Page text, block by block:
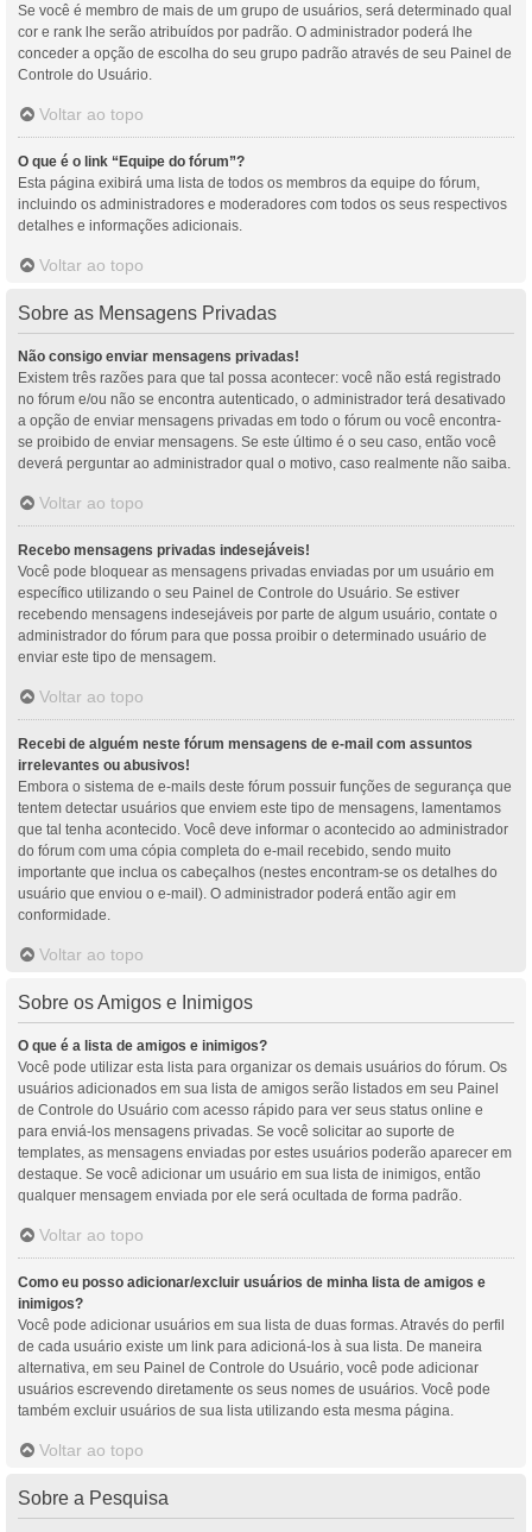
Se você é membro de mais de um grupo de usuários, será determinado qual
cor e rank lhe serão atribuídos por padrão. O administrador poderá lhe
conceder a opção de escolha do seu grupo padrão através de seu Painel de
Controle do Usuário.
Voltar ao topo
O que é o link “Equipe do fórum”?
Esta página exibirá uma lista de todos os membros da equipe do fórum,
incluindo os administradores e moderadores com todos os seus respectivos
detalhes e informações adicionais.
Voltar ao topo
Sobre as Mensagens Privadas
Não consigo enviar mensagens privadas!
Existem três razões para que tal possa acontecer: você não está registrado
no fórum e/ou não se encontra autenticado, o administrador terá desativado
a opção de enviar mensagens privadas em todo o fórum ou você encontra-
se proibido de enviar mensagens. Se este último é o seu caso, então você
deverá perguntar ao administrador qual o motivo, caso realmente não saiba.
Voltar ao topo
Recebo mensagens privadas indesejáveis!
Você pode bloquear as mensagens privadas enviadas por um usuário em
específico utilizando o seu Painel de Controle do Usuário. Se estiver
recebendo mensagens indesejáveis por parte de algum usuário, contate o
administrador do fórum para que possa proibir o determinado usuário de
enviar este tipo de mensagem.
Voltar ao topo
Recebi de alguém neste fórum mensagens de e-mail com assuntos
irrelevantes ou abusivos!
Embora o sistema de e-mails deste fórum possuir funções de segurança que
tentem detectar usuários que enviem este tipo de mensagens, lamentamos
que tal tenha acontecido. Você deve informar o acontecido ao administrador
do fórum com uma cópia completa do e-mail recebido, sendo muito
importante que inclua os cabeçalhos (nestes encontram-se os detalhes do
usuário que enviou o e-mail). O administrador poderá então agir em
conformidade.
Voltar ao topo
Sobre os Amigos e Inimigos
O que é a lista de amigos e inimigos?
Você pode utilizar esta lista para organizar os demais usuários do fórum. Os
usuários adicionados em sua lista de amigos serão listados em seu Painel
de Controle do Usuário com acesso rápido para ver seus status online e
para enviá-los mensagens privadas. Se você solicitar ao suporte de
templates, as mensagens enviadas por estes usuários poderão aparecer em
destaque. Se você adicionar um usuário em sua lista de inimigos, então
qualquer mensagem enviada por ele será ocultada de forma padrão.
Voltar ao topo
Como eu posso adicionar/excluir usuários de minha lista de amigos e
inimigos?
Você pode adicionar usuários em sua lista de duas formas. Através do perfil
de cada usuário existe um link para adicioná-los à sua lista. De maneira
alternativa, em seu Painel de Controle do Usuário, você pode adicionar
usuários escrevendo diretamente os seus nomes de usuários. Você pode
também excluir usuários de sua lista utilizando esta mesma página.
Voltar ao topo
Sobre a Pesquisa